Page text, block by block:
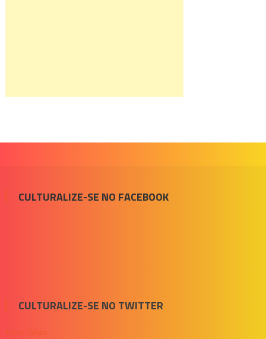
CULTURALIZE-SE NO FACEBOOK
CULTURALIZE-SE NO TWITTER
Meus Tuítes